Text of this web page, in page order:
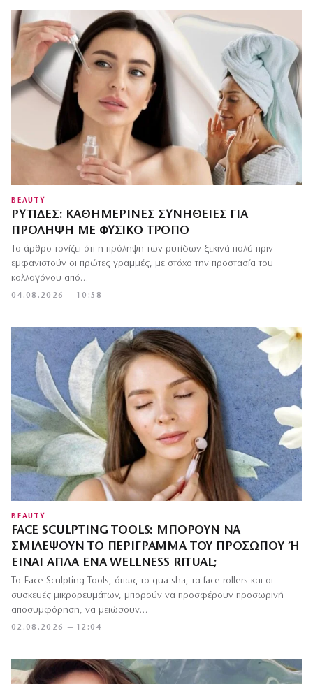
BEAUTY
ΡΥΤΊΔΕΣ: ΚΑΘΗΜΕΡΙΝΈΣ ΣΥΝΉΘΕΙΕΣ ΓΙΑ
ΠΡΌΛΗΨΗ ΜΕ ΦΥΣΙΚΌ ΤΡΌΠΟ
04.08.2026 — 10:58
Το άρθρο τονίζει ότι η πρόληψη των ρυτίδων ξεκινά πολύ πριν
εμφανιστούν οι πρώτες γραμμές, με στόχο την προστασία του
κολλαγόνου από…
BEAUTY
FACE SCULPTING TOOLS: ΜΠΟΡΟΎΝ ΝΑ
ΣΜΙΛΈΨΟΥΝ ΤΟ ΠΕΡΊΓΡΑΜΜΑ ΤΟΥ ΠΡΟΣΏΠΟΥ Ή Ε
ΊΝΑΙ ΑΠΛΆ ΈΝΑ WELLNESS RITUAL;
02.08.2026 — 12:04
Τα Face Sculpting Tools, όπως το gua sha, τα face rollers και οι
συσκευές μικρορευμάτων, μπορούν να προσφέρουν προσωρινή
αποσυμφόρηση, να μειώσουν…